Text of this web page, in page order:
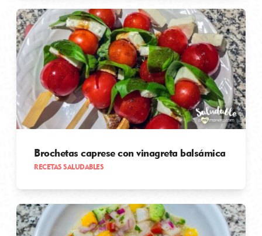
Brochetas caprese con vinagreta balsámica
RECETAS SALUDABLES